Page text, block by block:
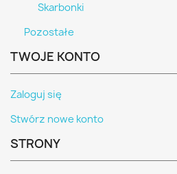
Skarbonki
Pozostałe
TWOJE KONTO
Zaloguj się
Stwórz nowe konto
STRONY